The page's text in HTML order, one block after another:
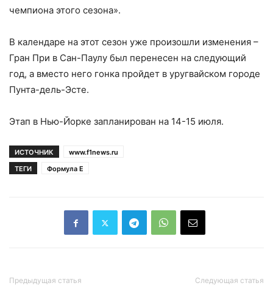
чемпиона этого сезона».
В календаре на этот сезон уже произошли изменения –
Гран При в Сан-Паулу был перенесен на следующий
год, а вместо него гонка пройдет в уругвайском городе
Пунта-дель-Эсте.
Этап в Нью-Йорке запланирован на 14-15 июля.
ИСТОЧНИК
www.f1news.ru
ТЕГИ
Формула Е
Предыдущая статья Следующая статья